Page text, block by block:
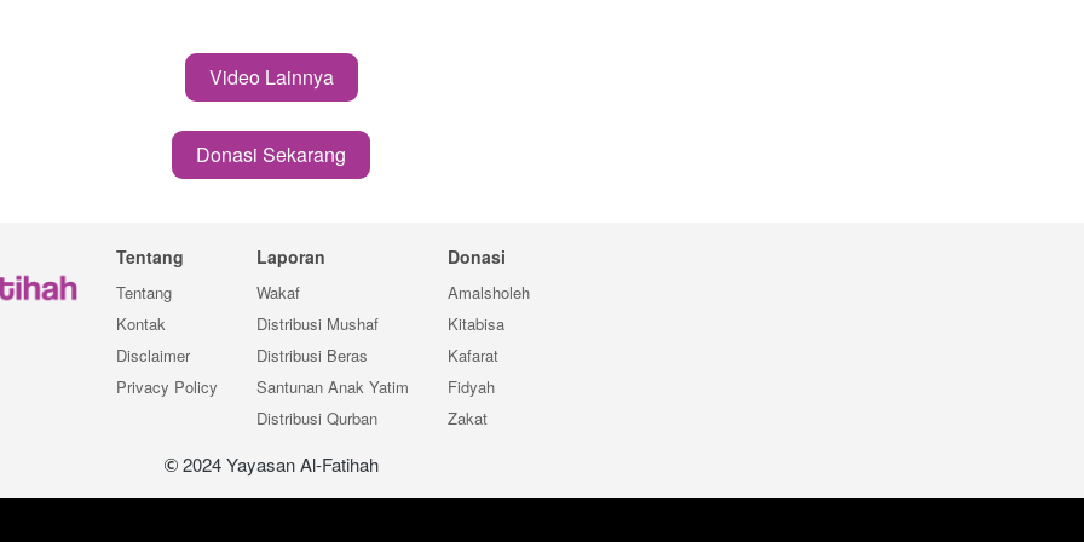
`
Video Lainnya
`Donasi Sekarang
Tentang
Tentang
Kontak
Disclaimer
Privacy Policy
Laporan
Wakaf
Distribusi Mushaf
Distribusi Beras
Santunan Anak Yatim
Distribusi Qurban
Donasi
Amalsholeh
Kitabisa
Kafarat
Fidyah
Zakat
2024 Yayasan Al-Fatihah